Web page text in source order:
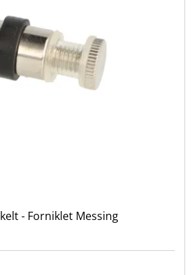
- Forniklet Messing